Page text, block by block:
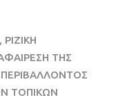
ΤΗΣ
ΠΕΡΙΒΑΛΛΟΝΤΟΣ
ΤΟΠΙΚΩΝ